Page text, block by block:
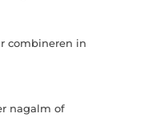
combineren in
nagalm of